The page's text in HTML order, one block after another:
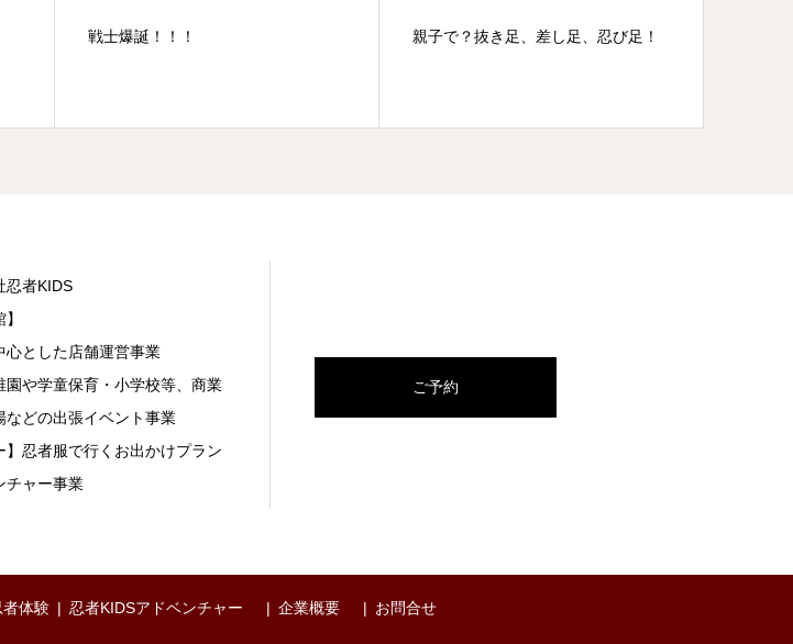
親子で？抜き足、差し足、忍び足！ 月曜日の有明！
忍者KIDS
心とした店舗運営事業
園や学童保育・小学校等、商業
などの出張イベント事業
】忍者服で行くお出かけプラン
チャー事業
ご予約
体験 忍者KIDSアドベンチャー 企業概要 お問合せ